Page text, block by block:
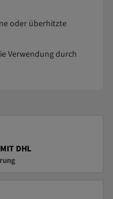
oder überhitzte
Verwendung durch
DHL